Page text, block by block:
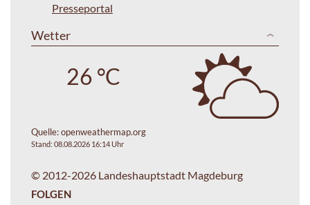
Presseportal
Wetter
26 °C
Quelle:openweathermap.org
Stand: 08.08.2026 16:14 Uhr
© 2012-2026 Landeshauptstadt Magdeburg
FOLGEN